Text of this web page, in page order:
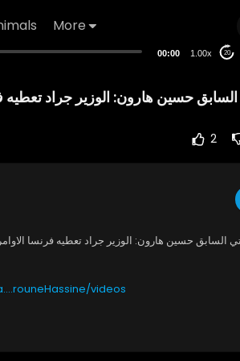
More
00:00 1.00x 20
السابق حسين هارون: الوزير جراد تعطيه
2
السابق حسين هارون: الوزير جراد تعطيه فرنسا
videos/